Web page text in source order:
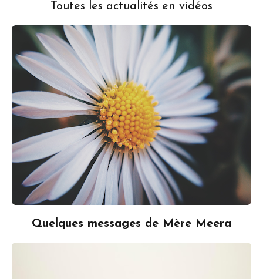
Toutes les actualités en vidéos
Quelques messages de Mère Meera